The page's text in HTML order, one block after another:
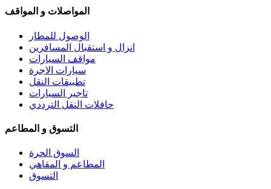
المواصلات و المواقف
الوصول للمطار
انزال و استقبال المسافرين
مواقف السيارات
سيارات الاجرة
تطبيقات النقل
تاجير السيارات
حافلات النقل الترددي
التسوق و المطاعم
السوق الحرة
المطاعم و المقاهي
التسوق